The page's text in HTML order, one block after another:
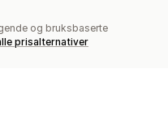
og bruksbaserte
prisalternativer